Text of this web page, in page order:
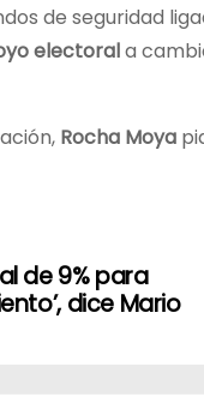
de seguridad
electorala
Rocha Moya
de 9% para
dice Mario